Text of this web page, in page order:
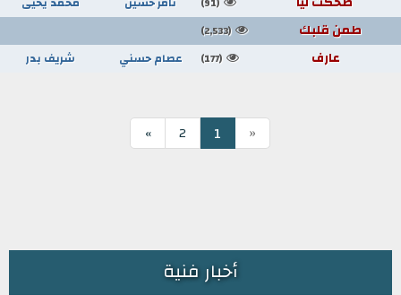
طمن قلبك (2,533)
عارف (177) عصام حسني شريف بدر
«
1
2
»
أخبار فنية